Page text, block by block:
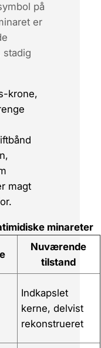
på
er
stadig
-krone,
magt
minareter
Nuværende
tilstand
Indkapslet
kerne, delvist
rekonstrueret